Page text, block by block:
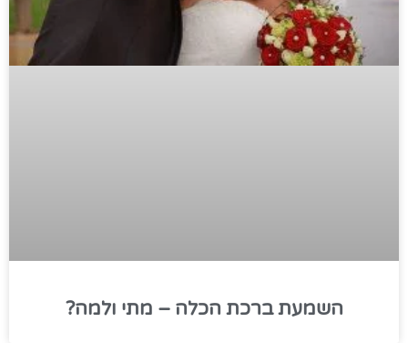
השמעת ברכת הכלה – מתי ולמה?